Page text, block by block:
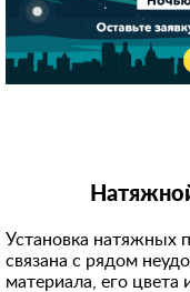
Установка натяжных
связана с рядом
материала, его